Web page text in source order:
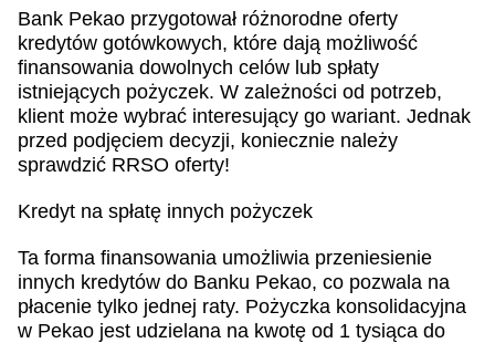
Bank Pekao przygotował różnorodne oferty
kredytów gotówkowych, które dają możliwość
finansowania dowolnych celów lub spłaty
istniejących pożyczek. W zależności od potrzeb,
klient może wybrać interesujący go wariant. Jednak
przed podjęciem decyzji, koniecznie należy
sprawdzić RRSO oferty!
Kredyt na spłatę innych pożyczek
Ta forma finansowania umożliwia przeniesienie
innych kredytów do Banku Pekao, co pozwala na
płacenie tylko jednej raty. Pożyczka konsolidacyjna
w Pekao jest udzielana na kwotę od 1 tysiąca do